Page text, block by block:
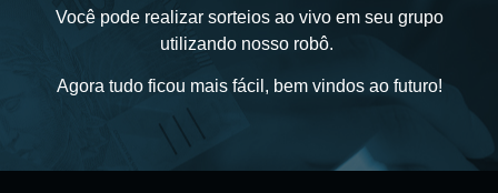
Você pode realizar sorteios ao vivo em seu grupo
utilizando nosso robô.
Agora tudo ficou mais fácil, bem vindos ao futuro!